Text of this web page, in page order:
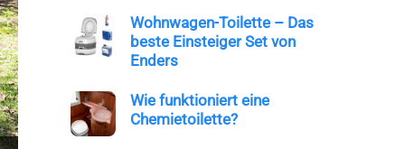
Wohnwagen-Toilette – Das
beste Einsteiger Set von
Enders
Wie funktioniert eine
Chemietoilette?